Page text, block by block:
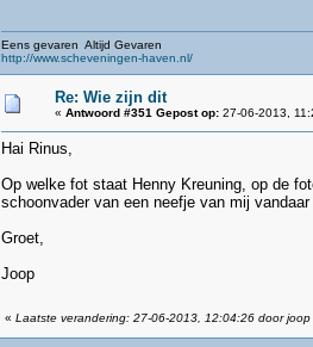
Eens gevaren Altijd Gevaren
http://www.scheveningen-haven.nl/
Re: Wie zijn dit
« Antwoord #351 Gepost op:27-06-2013,
Hai Rinus,
Op welke fot staat Henny Kreuning, op de
schoonvader van een neefje van mij
Groet,
Joop
« Laatste verandering: 27-06-2013, 12:04:26 door